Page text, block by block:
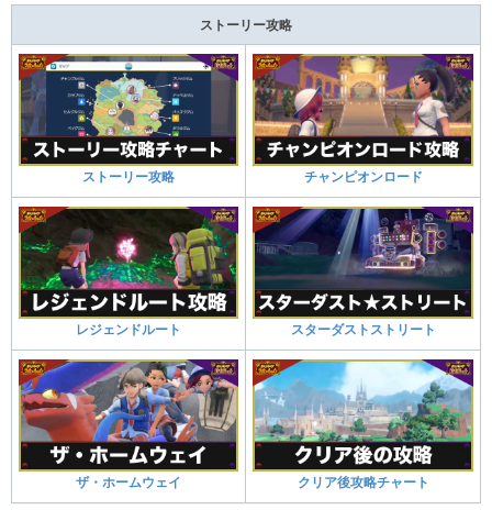
ストーリー攻略
ストーリー攻略 チャンピオンロード
レジェンドルート スターダストストリート
ザ・ホームウェイ クリア後攻略チャート